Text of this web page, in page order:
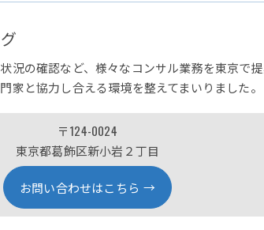
況の確認など、様々なコンサル業務を東京で
家と協力し合える環境を整えてまいりました。
〒124-0024
東京都葛飾区新小岩２丁目
お問い合わせはこちら